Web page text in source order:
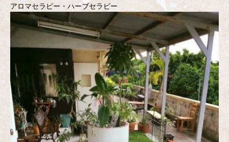
アロマセラピー・ハーブセラピー